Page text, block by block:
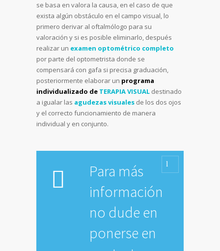
se basa en valora la causa, en el caso de que
exista algún obstáculo en el campo visual, lo
primero derivar al oftalmólogo para su
valoración y si es posible eliminarlo, después
realizar un examen optométrico completo
por parte del optometrista donde se
compensará con gafa si precisa graduación,
posteriormente elaborar un programa
individualizado de TERAPIA VISUAL destinado
a igualar las agudezas visuales de los dos ojos
y el correcto funcionamiento de manera
individual y en conjunto.
Para más
información
no dude en
ponerse en